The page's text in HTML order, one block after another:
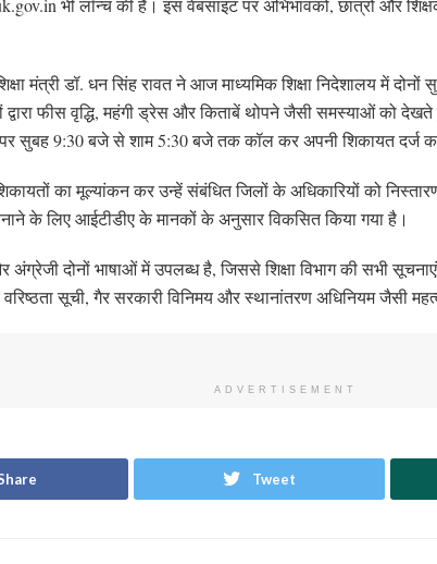
भी लॉन्च की है। इस वेबसाइट पर अभिभावकों, छात्रों और
मंत्री डॉ. धन सिंह रावत ने आज माध्यमिक शिक्षा निदेशालय में
फीस वृद्धि, महंगी ड्रेस और किताबें थोपने जैसी समस्याओं को देखते
सुबह 9:30 बजे से शाम 5:30 बजे तक कॉल कर अपनी शिकायत दर्ज
का मूल्यांकन कर उन्हें संबंधित जिलों के अधिकारियों को
के लिए आईटीडीए के मानकों के अनुसार विकसित किया गया है।
अंग्रेजी दोनों भाषाओं में उपलब्ध है, जिससे शिक्षा विभाग की सभी
सूची, गैर सरकारी विनिमय और स्थानांतरण अधिनियम जैसी
ADVERTISEMENT
Tweet